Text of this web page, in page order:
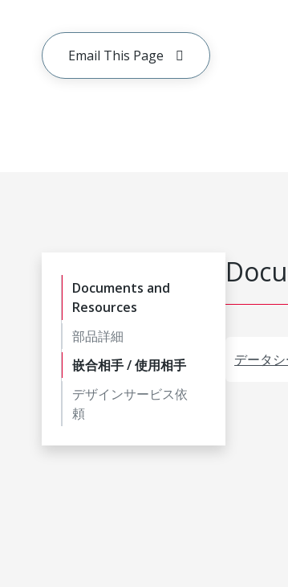
Email This Page
Documents and
Resources
部品詳細
嵌合相手 / 使用相手
デザインサービス依
頼
データ